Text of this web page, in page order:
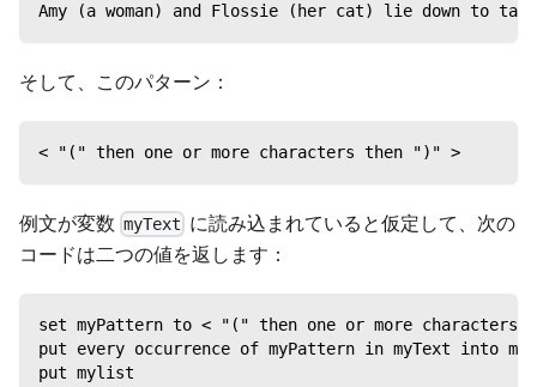
Amy (a woman) and Flossie (her cat) lie down to
そして、このパターン：
< "(" then one or more characters then ")" >
例文が変数 myText に読み込まれていると仮定して、次の
コードは二つの値を返します：
set myPattern to < "(" then one or more characters
put every occurrence of myPattern in myText into
put mylist